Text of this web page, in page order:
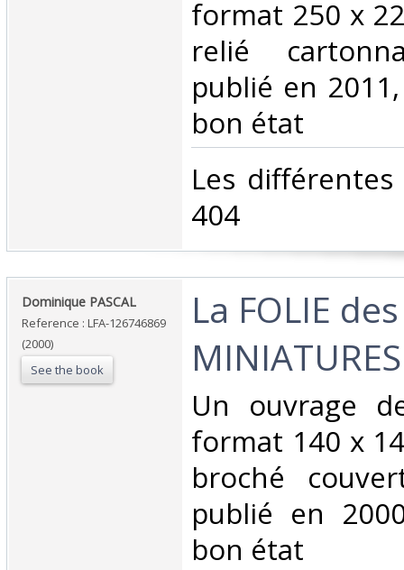
format 250 x
relié
publié en
bon état‎
‎Les
404‎
‎Dominique PASCAL‎
Reference : LFA-126746869
(2000)
See the book
‎La FOLIE
MINIATURES‎
‎Un ouvrage
format 140 x
broché
publié en
bon état‎